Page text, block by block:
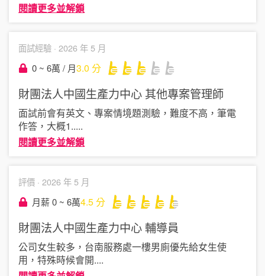
閱讀更多並解鎖
面試經驗 · 2026 年 5 月
0 ~ 6萬 / 月3.0 分
財團法人中國生產力中心 其他專案管理師
面試前會有英文、專案情境題測驗，難度不高，筆電
作答，大概1.....
閱讀更多並解鎖
評價 · 2026 年 5 月
月薪 0 ~ 6萬4.5分
財團法人中國生產力中心輔導員
公司女生較多，台南服務處一樓男廁優先給女生使
用，特殊時候會開....